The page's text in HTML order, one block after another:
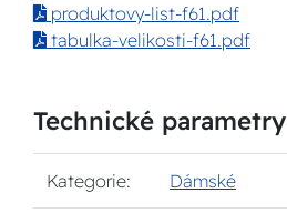
produktovy-list-f61.pdf
tabulka-velikosti-f61.pdf
Technické parametry
Kategorie: Dámské